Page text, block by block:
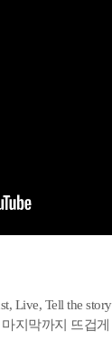
Live, Tell the
지막까지 뜨겁